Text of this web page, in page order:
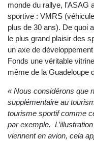
monde du rallye, l’ASAG
sportive : VMRS
plus de 30 ans). De quoi
le plus grand plaisir des
un axe de
Fonds une véritable
même de la Guadeloupe
« Nous considérons que
supplémentaire au
tourisme sportif comme
par exemple.
viennent en avion, cela